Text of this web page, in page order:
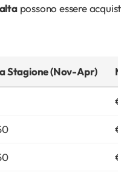
possono essere
Stagione (Nov-Apr)